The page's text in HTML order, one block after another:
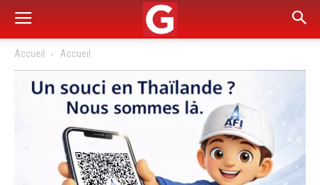
Accueil Accueil